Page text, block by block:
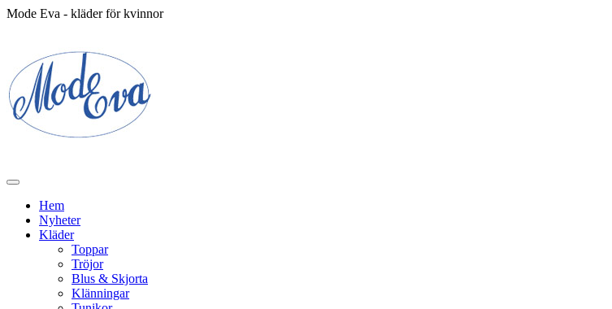
Mode Eva - kläder för kvinnor
Hem
Nyheter
Kläder
Toppar
Tröjor
Blus & Skjorta
Klänningar